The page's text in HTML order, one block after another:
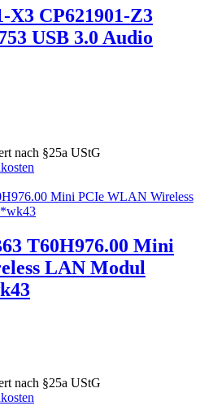
X3 CP621901-Z3
USB 3.0 Audio
nach §25a UStG
T60H976.00 Mini
LAN Modul
nach §25a UStG